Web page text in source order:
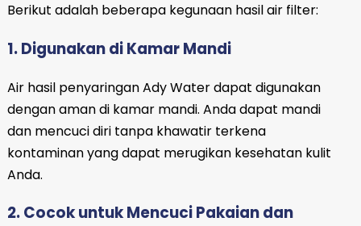
Berikut adalah beberapa kegunaan hasil air filter:
1. Digunakan di Kamar Mandi
Air hasil penyaringan Ady Water dapat digunakan
dengan aman di kamar mandi. Anda dapat mandi
dan mencuci diri tanpa khawatir terkena
kontaminan yang dapat merugikan kesehatan kulit
Anda.
2. Cocok untuk Mencuci Pakaian dan